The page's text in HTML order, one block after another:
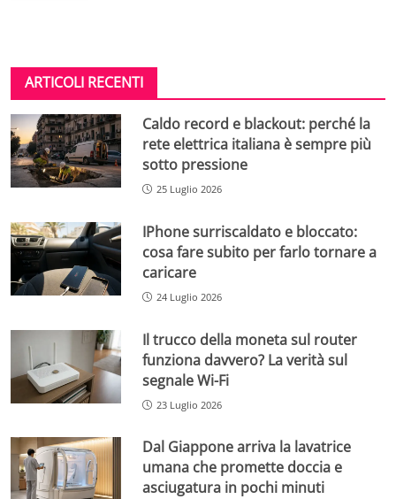
ARTICOLI RECENTI
Caldo record e blackout: perché la
rete elettrica italiana è sempre più
sotto pressione
25 Luglio 2026
IPhone surriscaldato e bloccato:
cosa fare subito per farlo tornare a
caricare
24 Luglio 2026
Il trucco della moneta sul router
funziona davvero? La verità sul
segnale Wi-Fi
23 Luglio 2026
Dal Giappone arriva la lavatrice
umana che promette doccia e
asciugatura in pochi minuti